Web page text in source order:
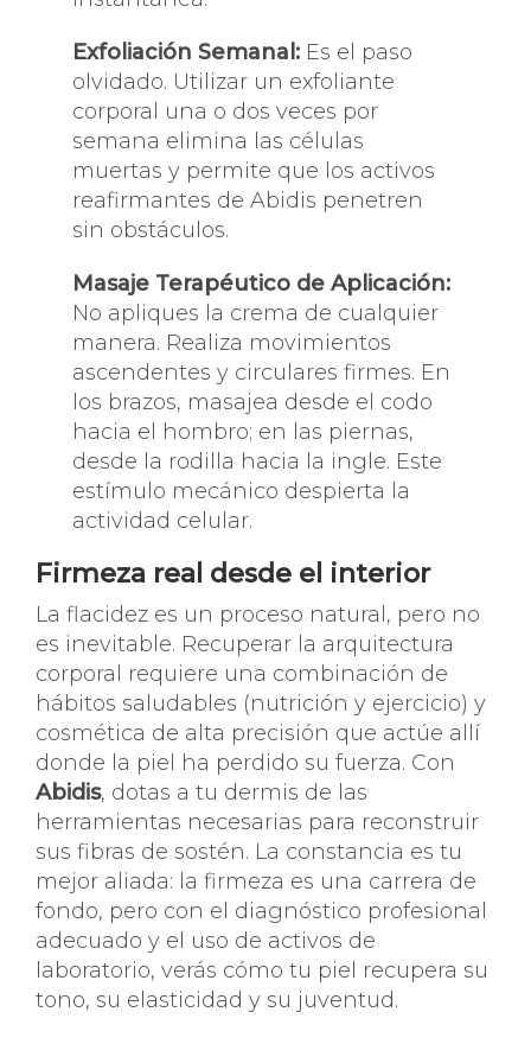
Exfoliación Semanal: Es el paso
olvidado. Utilizar un exfoliante
corporal una o dos veces por
semana elimina las células
muertas y permite que los activos
reafirmantes de Abidis penetren
sin obstáculos.
Masaje Terapéutico de Aplicación:
No apliques la crema de cualquier
manera. Realiza movimientos
ascendentes y circulares firmes. En
los brazos, masajea desde el codo
hacia el hombro; en las piernas,
desde la rodilla hacia la ingle. Este
estímulo mecánico despierta la
actividad celular.
Firmeza real desde el interior
La flacidez es un proceso natural, pero no
es inevitable. Recuperar la arquitectura
corporal requiere una combinación de
hábitos saludables (nutrición y ejercicio) y
cosmética de alta precisión que actúe allí
donde la piel ha perdido su fuerza. Con
Abidis, dotas a tu dermis de las
herramientas necesarias para reconstruir
sus fibras de sostén. La constancia es tu
mejor aliada: la firmeza es una carrera de
fondo, pero con el diagnóstico profesional
adecuado y el uso de activos de
laboratorio, verás cómo tu piel recupera su
tono, su elasticidad y su juventud.